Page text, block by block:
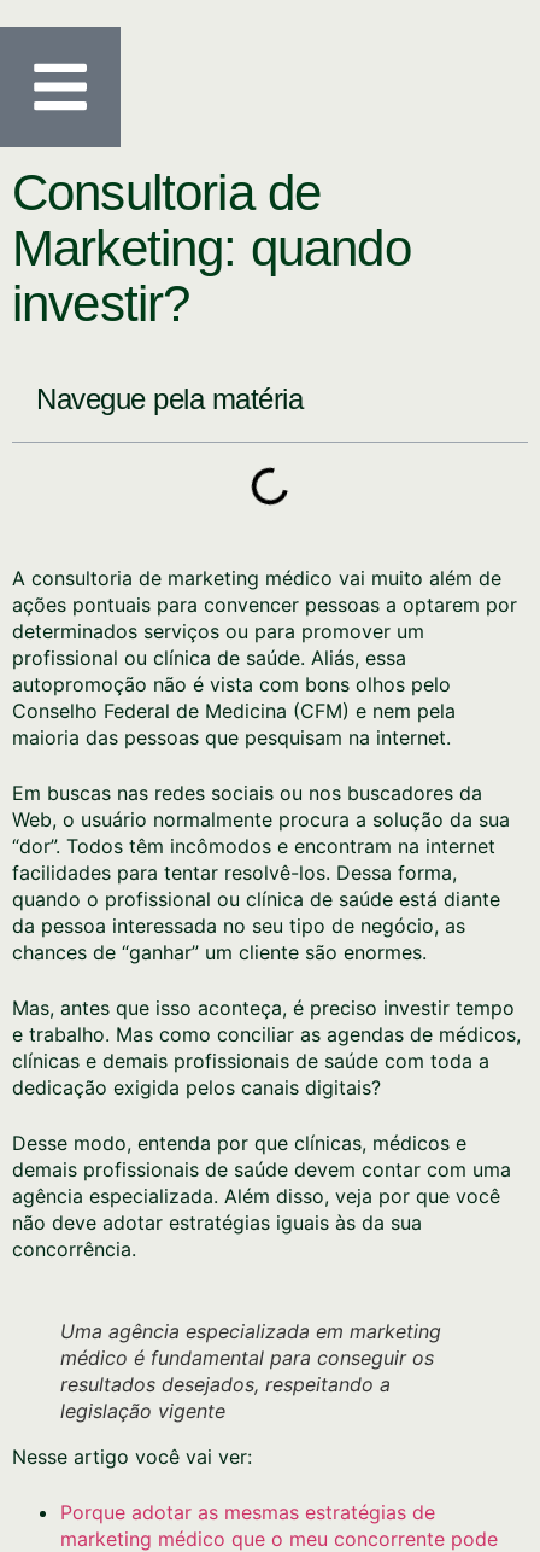
Consultoria de
Marketing: quando
investir?
Navegue pela matéria
A consultoria de marketing médico vai muito além de
ações pontuais para convencer pessoas a optarem por
determinados serviços ou para promover um
profissional ou clínica de saúde. Aliás, essa
autopromoção não é vista com bons olhos pelo
Conselho Federal de Medicina (CFM) e nem pela
maioria das pessoas que pesquisam na internet.
Em buscas nas redes sociais ou nos buscadores da
Web, o usuário normalmente procura a solução da sua
“dor”. Todos têm incômodos e encontram na internet
facilidades para tentar resolvê-los. Dessa forma,
quando o profissional ou clínica de saúde está diante
da pessoa interessada no seu tipo de negócio, as
chances de “ganhar” um cliente são enormes.
Mas, antes que isso aconteça, é preciso investir tempo
e trabalho. Mas como conciliar as agendas de médicos,
clínicas e demais profissionais de saúde com toda a
dedicação exigida pelos canais digitais?
Desse modo, entenda por que clínicas, médicos e
demais profissionais de saúde devem contar com uma
agência especializada. Além disso, veja por que você
não deve adotar estratégias iguais às da sua
concorrência.
Uma agência especializada em marketing
médico é fundamental para conseguir os
resultados desejados, respeitando a
legislação vigente
Nesse artigo você vai ver:
Porque adotar as mesmas estratégias de
marketing médico que o meu concorrente pode